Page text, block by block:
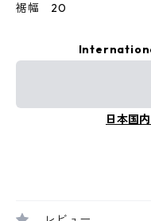
裾幅 20
日本国